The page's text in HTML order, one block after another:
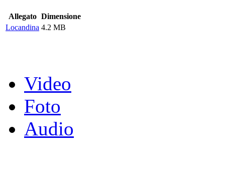
Allegato Dimensione
Locandina 4.2 MB
Video
Foto
Audio